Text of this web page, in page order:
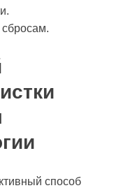
способ